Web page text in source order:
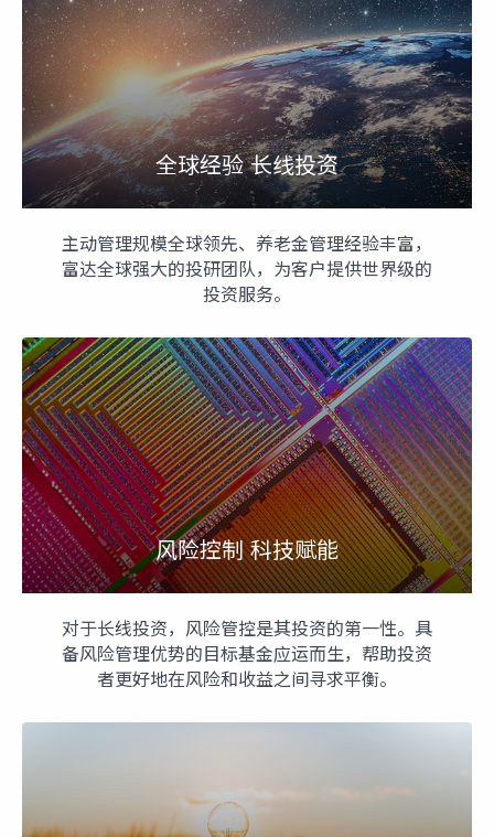
全球经验 长线投资
主动管理规模全球领先、养老金管理经验丰富，
富达全球强大的投研团队，为客户提供世界级的
投资服务。
风险控制 科技赋能
对于长线投资，风险管控是其投资的第一性。具
备风险管理优势的目标基金应运而生，帮助投资
者更好地在风险和收益之间寻求平衡。